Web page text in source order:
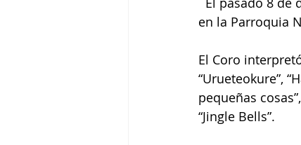
en la Parroquia
El Coro
“Urueteokure”,
pequeñas
“Jingle Bells”.